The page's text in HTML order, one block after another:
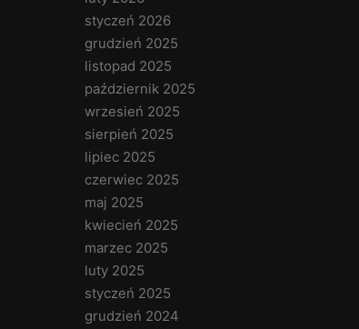
styczeń 2026
grudzień 2025
listopad 2025
październik 2025
wrzesień 2025
sierpień 2025
lipiec 2025
czerwiec 2025
maj 2025
kwiecień 2025
marzec 2025
luty 2025
styczeń 2025
grudzień 2024